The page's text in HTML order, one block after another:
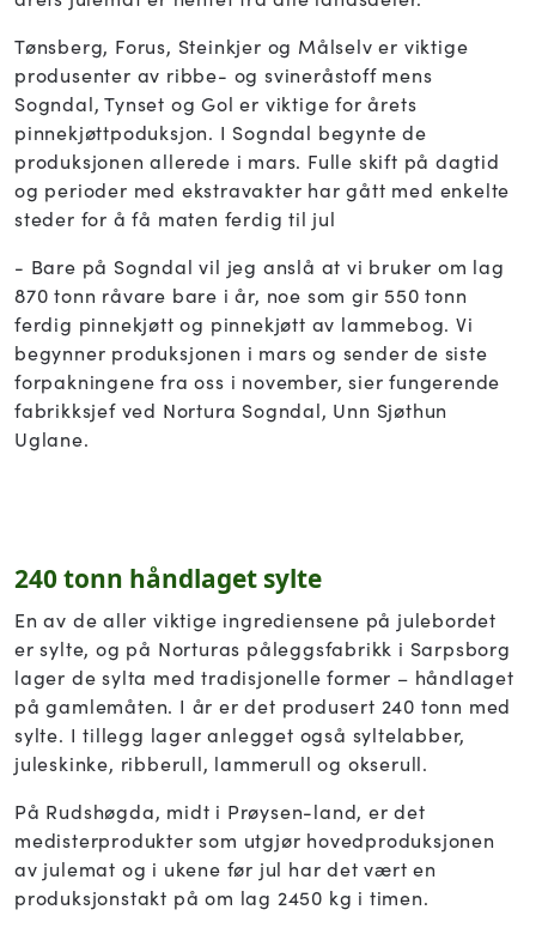
Tønsberg, Forus, Steinkjer og Målselv er viktige
produsenter av ribbe- og svineråstoff mens
Sogndal, Tynset og Gol er viktige for årets
pinnekjøttpoduksjon. I Sogndal begynte de
produksjonen allerede i mars. Fulle skift på dagtid
og perioder med ekstravakter har gått med enkelte
steder for å få maten ferdig til jul
- Bare på Sogndal vil jeg anslå at vi bruker om lag
870 tonn råvare bare i år, noe som gir 550 tonn
ferdig pinnekjøtt og pinnekjøtt av lammebog. Vi
begynner produksjonen i mars og sender de siste
forpakningene fra oss i november, sier fungerende
fabrikksjef ved Nortura Sogndal, Unn Sjøthun
Uglane.
240 tonn håndlaget sylte
En av de aller viktige ingrediensene på julebordet
er sylte, og på Norturas påleggsfabrikk i Sarpsborg
lager de sylta med tradisjonelle former – håndlaget
på gamlemåten. I år er det produsert 240 tonn med
sylte. I tillegg lager anlegget også syltelabber,
juleskinke, ribberull, lammerull og okserull.
På Rudshøgda, midt i Prøysen-land, er det
medisterprodukter som utgjør hovedproduksjonen
av julemat og i ukene før jul har det vært en
produksjonstakt på om lag 2450 kg i timen.